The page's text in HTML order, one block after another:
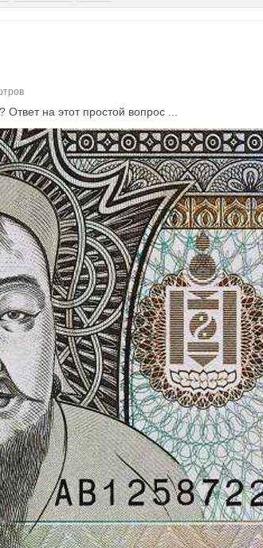
на этот простой вопрос ...